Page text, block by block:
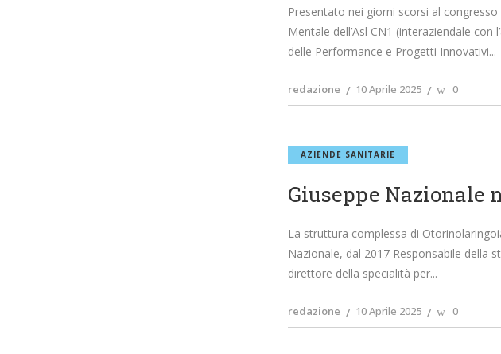
Presentato nei giorni scorsi al
Mentale dell’Asl CN1 (interaziendale
delle Performance e Progetti Innovativi
redazione 10 Aprile 2025 0
AZIENDE SANITARIE
Giuseppe Nazionale
La struttura complessa di
Nazionale, dal 2017 Responsabile della
direttore della specialità per
redazione 10 Aprile 2025 0